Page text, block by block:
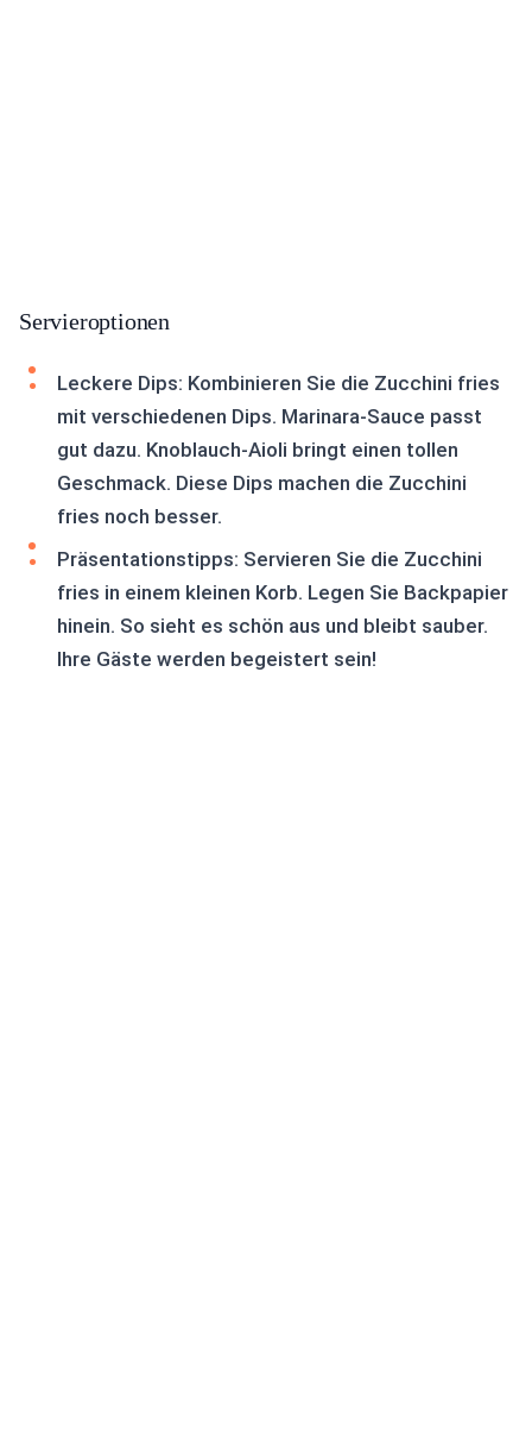
Servieroptionen
Leckere Dips: Kombinieren Sie die Zucchini fries
mit verschiedenen Dips. Marinara-Sauce passt
gut dazu. Knoblauch-Aioli bringt einen tollen
Geschmack. Diese Dips machen die Zucchini
fries noch besser.
Präsentationstipps: Servieren Sie die Zucchini
fries in einem kleinen Korb. Legen Sie Backpapier
hinein. So sieht es schön aus und bleibt sauber.
Ihre Gäste werden begeistert sein!